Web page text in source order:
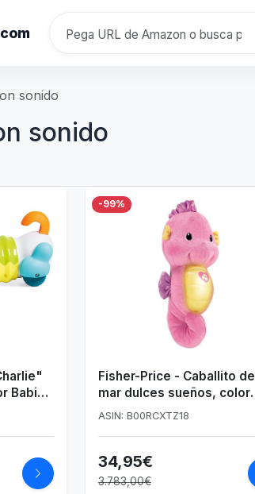
sonido
sonido
Babies
and
-99%
Fisher-Price - Caballito de
mar dulces sueños, color
rosa (Mattel DGH83)
ASIN: B00RCXTZ18
34,95€
3.783,00€